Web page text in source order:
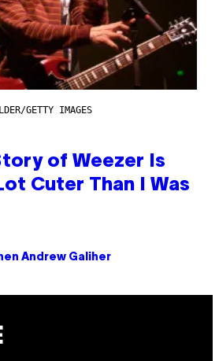
GETTY IMAGES
of Weezer Is
Cuter Than I Was
Andrew Galiher